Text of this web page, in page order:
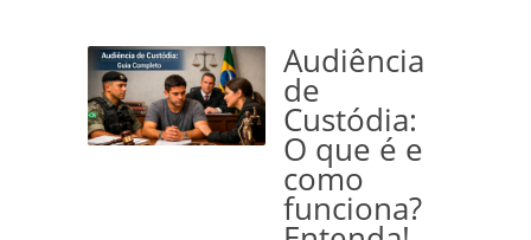
Audiência
de
Custódia:
O que é e
como
funciona?